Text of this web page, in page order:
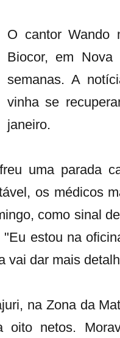
O cantor Wando
Biocor, em
semanas. A
vinha se
janeiro.
uma parada
os médicos
como sinal
"Eu estou na
vai dar mais
na Zona da
oito netos.